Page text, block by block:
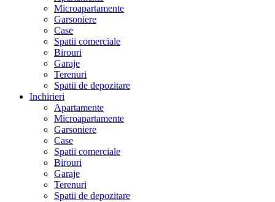
Microapartamente
Garsoniere
Case
Spatii comerciale
Birouri
Garaje
Terenuri
Spatii de depozitare
Inchirieri
Apartamente
Microapartamente
Garsoniere
Case
Spatii comerciale
Birouri
Garaje
Terenuri
Spatii de depozitare